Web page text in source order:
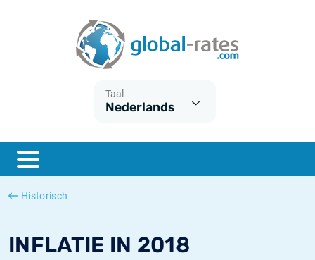
Taal
Nederlands
Historisch
INFLATIE IN 2018
ESTER
SONIA
Wat is CPI inflatie?
Wat is HICP inflatie?
Nederlandse inflatie - CPI
Amerikaanse inflatie - CPI
Euribor historie
SOFR historie
TONAR historie
Inflatiecalculator